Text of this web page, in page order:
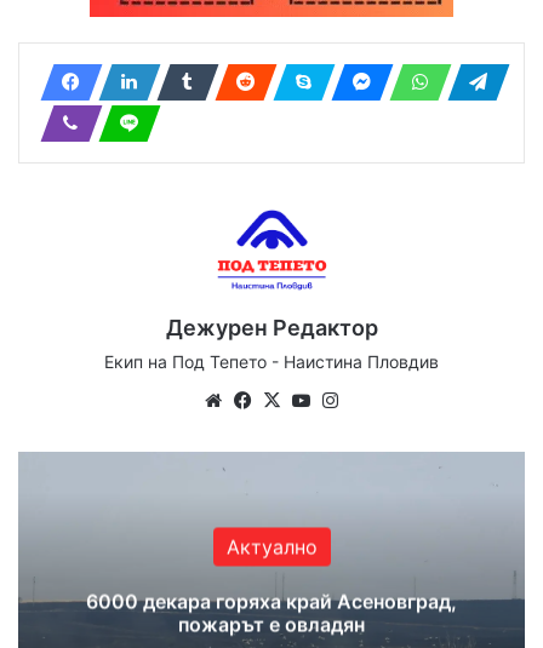
Дежурен Редактор
Екип на Под Тепето - Наистина Пловдив
We
te
Fa
bo
X
Yo
ub ra
Актуално
6000 декара горяха край Асеновград,
пожарът е овладян